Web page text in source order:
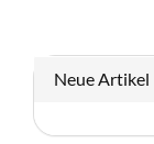
Neue Artikel